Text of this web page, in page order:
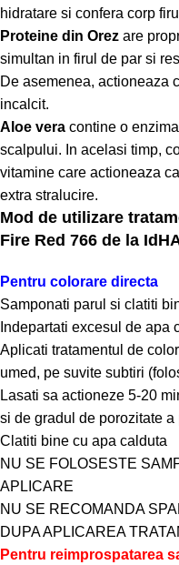
hidratare si confera corp
Proteine din Orez are
simultan in firul de par si
De asemenea, actioneaza
incalcit.
Aloe vera contine o
scalpului. In acelasi timp,
vitamine care actioneaza
extra stralucire.
Mod de utilizare
Fire Red 766 de la
Pentru colorare directa
Samponati parul si clatiti
Indepartati excesul de apa
Aplicati tratamentul de
umed, pe suvite subtiri
Lasati sa actioneze 5-20
si de gradul de porozitate a
Clatiti bine cu apa calduta
NU SE FOLOSESTE
APLICARE
NU SE RECOMANDA
DUPA APLICAREA
Pentru reimprospatarea